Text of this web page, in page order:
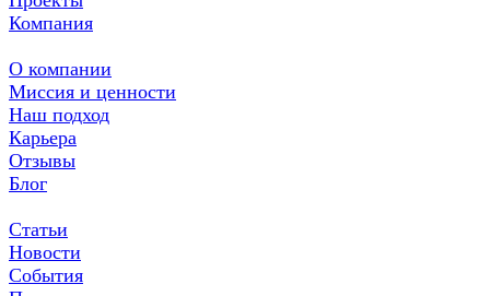
Компания
О компании
Миссия и ценности
Наш подход
Карьера
Отзывы
Блог
Статьи
Новости
События